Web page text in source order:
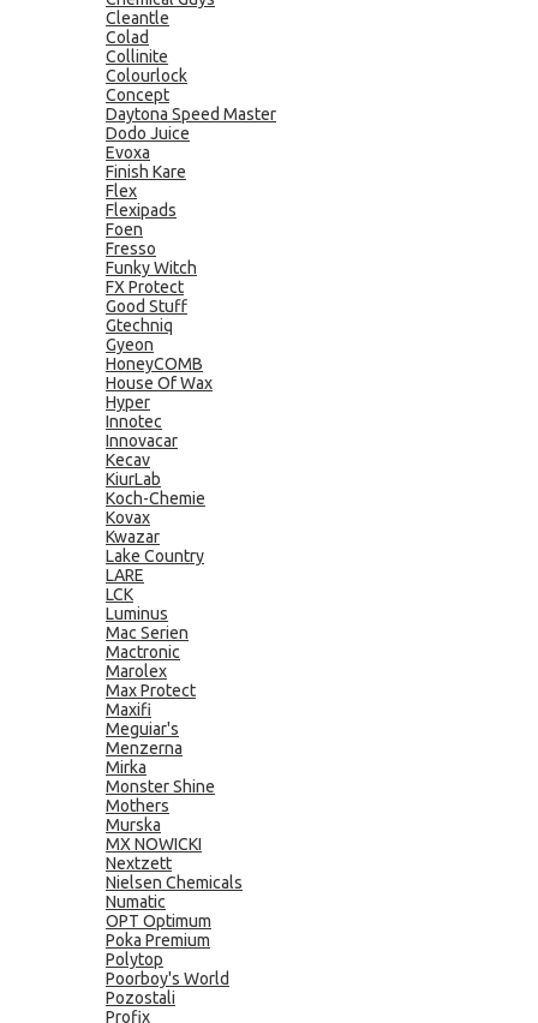
Cleantle
Colad
Collinite
Colourlock
Concept
Daytona Speed Master
Dodo Juice
Evoxa
Finish Kare
Flex
Flexipads
Foen
Fresso
Funky Witch
FX Protect
Good Stuff
Gtechniq
Gyeon
HoneyCOMB
House Of Wax
Hyper
Innotec
Innovacar
Kecav
KiurLab
Koch-Chemie
Kovax
Kwazar
Lake Country
LARE
LCK
Luminus
Mac Serien
Mactronic
Marolex
Max Protect
Maxifi
Meguiar's
Menzerna
Mirka
Monster Shine
Mothers
Murska
MX NOWICKI
Nextzett
Nielsen Chemicals
Numatic
OPT Optimum
Poka Premium
Polytop
Poorboy's World
Pozostali
Profix